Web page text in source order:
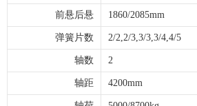
前悬后悬 1860/2085mm
弹簧片数 2/2,2/3,3/3,3/4,4/5
轴数 2
轴距 4200mm